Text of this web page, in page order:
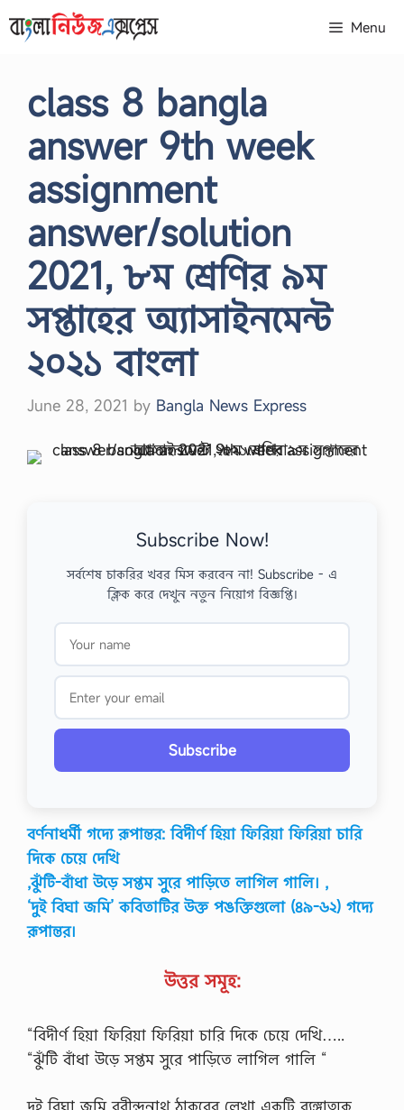
to
Menu
class 8 bangla
answer 9th week
assignment
answer/solution
2021, ৮ম শ্রেণির ৯ম
সপ্তাহের অ্যাসাইনমেন্ট
২০২১ বাংলা
June 28, 2021 by Bangla News Express
Subscribe Now!
সর্বশেষ চাকরির খবর মিস করবেন না! Subscribe - এ
ক্লিক করে দেখুন নতুন নিয়োগ বিজ্ঞপ্তি।
Subscribe
বর্ণনাধর্মী গদ্যে রূপান্তর: বিদীর্ণ হিয়া ফিরিয়া ফিরিয়া চারি
দিকে চেয়ে দেখি
,ঝুঁটি-বাঁধা উড়ে সপ্তম সুরে পাড়িতে লাগিল গালি। ,
‘দুই বিঘা জমি’ কবিতাটির উক্ত পঙক্তিগুলো (৪৯-৬২) গদ্যে
রূপান্তর।
উত্তর সমূহ:
“বিদীর্ণ হিয়া ফিরিয়া ফিরিয়া চারি দিকে চেয়ে দেখি…..
“ঝুঁটি বাঁধা উড়ে সপ্তম সুরে পাড়িতে লাগিল গালি “